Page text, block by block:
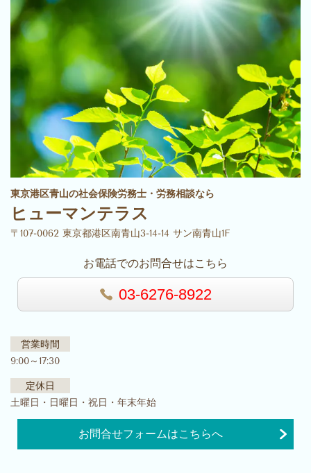
東京港区青山の社会保険労務士・労務相談なら
ヒューマンテラス
〒107-0062 東京都港区南青山3-14-14 サン南青山1F
お電話でのお問合せはこちら
03-6276-8922
営業時間
9:00～17:30
定休日
土曜日・日曜日・祝日・年末年始
お問合せフォームはこちらへ